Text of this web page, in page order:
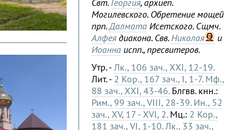
Свт.Георгия, архиеп.
Могилевского. Обретение мощей
прп.Далмата Исетского. Сщмч.
Алфея диакона. Свв.Николая
и
Иоанна испп., пресвитеров.
Утр. - Лк., 106 зач., XXI, 12-19.
Лит. - 2 Кор., 167 зач., I, 1-7. Мф.,
88 зач., XXI, 43-46.Блгвв. кнн.:
Рим., 99 зач., VIII, 28-39. Ин., 52
зач., XV, 17 - XVI, 2.Мц.: 2 Кор.,
181 зач., VI, 1-10. Лк., 33 зач.,